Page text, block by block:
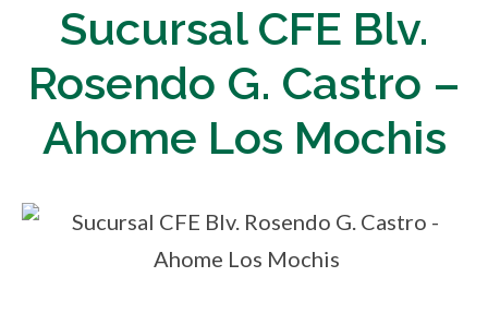
Sucursal CFE Blv.
Rosendo G. Castro –
Ahome Los Mochis